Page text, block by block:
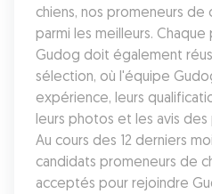
chiens, nos promeneurs de
parmi les meilleurs.
Gudog doit également
sélection, où l'équipe
expérience, leurs
leurs photos et les avis
Au cours des 12 derniers
candidats promeneurs de
acceptés pour rejoindre